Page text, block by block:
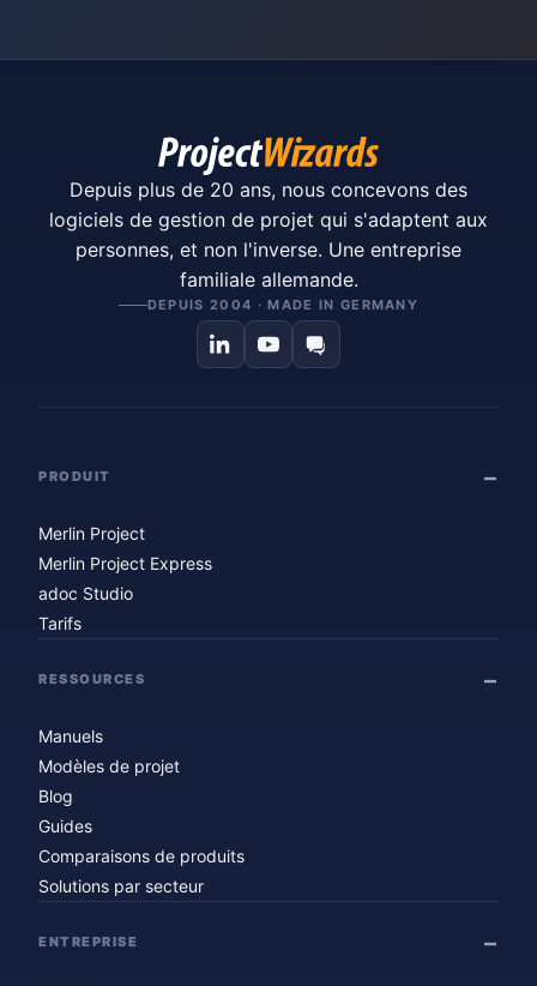
Depuis plus de 20 ans, nous concevons des
logiciels de gestion de projet qui s'adaptent aux
personnes, et non l'inverse. Une entreprise
familiale allemande.
DEPUIS 2004 · MADE IN GERMANY
PRODUIT
Merlin Project
Merlin Project Express
adoc Studio
Tarifs
RESSOURCES
Manuels
Modèles de projet
Blog
Guides
Comparaisons de produits
Solutions par secteur
ENTREPRISE